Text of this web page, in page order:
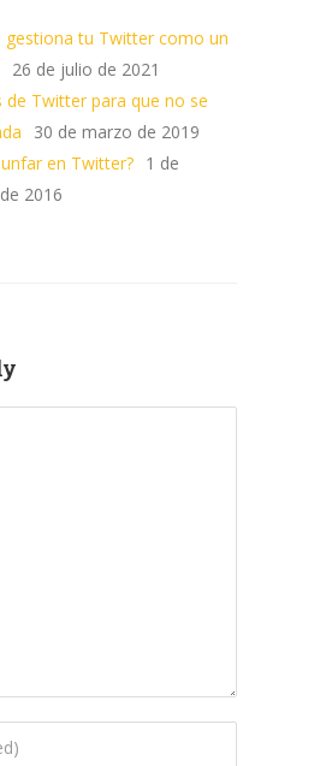
gestiona tu Twitter como un
26 de julio de 2021
de Twitter para que no se
30 de marzo de 2019
en Twitter? 1 de
2016